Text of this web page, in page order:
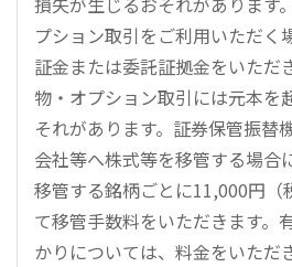
プション取引をご利用いただく
証金または委託証拠金をいただ
物・オプション取引には元本を
それがあります。証券保管振替
会社等へ株式等を移管する場合
移管する銘柄ごとに11,000円（
て移管手数料をいただきます。
かりについては、料金をいただ